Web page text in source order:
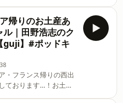
名前とメールアドレス
だけるようになりまし
殺到しているわけで
、 次回以降に採用さ
ます。ご了承くださ
きでご紹介 田野が最も
（ロータ）Rota（ロ
ソニー1プリーツパン
guji-
1305220005
談室 お悩み募集中！
fKhGJmfnTwNfZqNXA
明けたい…！という奇
ゃいましたら、なんで
。主にファッションの
すが、そうでなくても
名前とメールアドレス
だけるようになりまし
が殺到しているわけで
帰りのお土産あ
ル｜田野浩志のク
guji】#ポッドキ
・フランス帰りの西出
ております…！お土産